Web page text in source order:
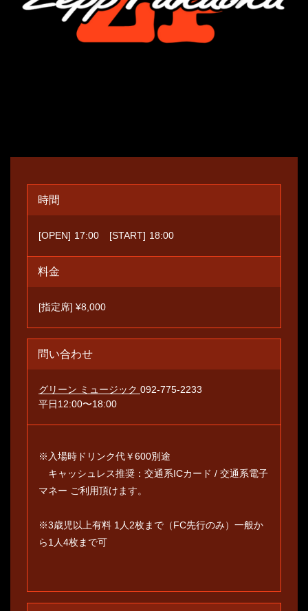
時間
[OPEN] 17:00 [START] 18:00
料金
[指定席] ¥8,000
問い合わせ
グリーン ミュージック 092-775-2233
平日12:00〜18:00
※入場時ドリンク代￥600別途
キャッシュレス推奨：交通系ICカード / 交通系電子
マネー ご利用頂けます。
※3歳児以上有料 1人2枚まで（FC先行のみ）一般か
ら1人4枚まで可